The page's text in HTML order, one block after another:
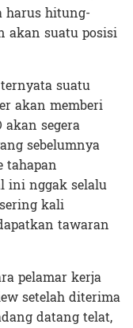
harus hitung-
akan suatu posisi
suatu
akan memberi
segera
sebelumnya
ini nggak selalu
kali
tawaran
pelamar kerja
setelah diterima
datang telat,